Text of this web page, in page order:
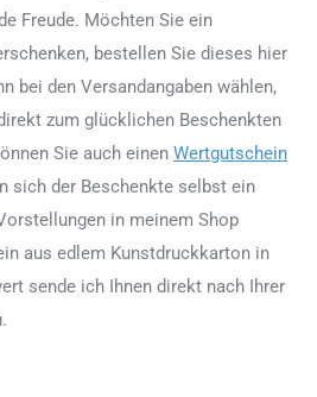
Freude. Möchten Sie ein
bestellen Sie dieses hier
bei den Versandangaben wählen,
zum glücklichen Beschenkten
Sie auch einen Wertgutschein
sich der Beschenkte selbst ein
in meinem Shop
aus edlem Kunstdruckkarton in
sende ich Ihnen direkt nach Ihrer